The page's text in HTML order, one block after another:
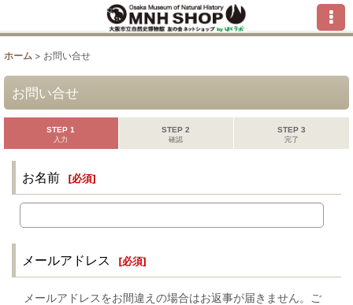
ホーム > お問い合せ
お問い合せ
STEP 1
入力
STEP 2
確認
STEP 3
完了
お名前 [必須]
メールアドレス [必須]
メールアドレスをお間違えの場合はお返事が届きません。ご